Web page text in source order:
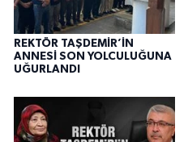
REKTÖR TAŞDEMİR’İN
ANNESİ SON YOLCULUĞUNA
UĞURLANDI